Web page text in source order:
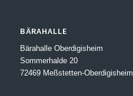
BÄRAHALLE
Bärahalle Oberdigisheim
Sommerhalde 20
72469 Meßstetten-Oberdigisheim